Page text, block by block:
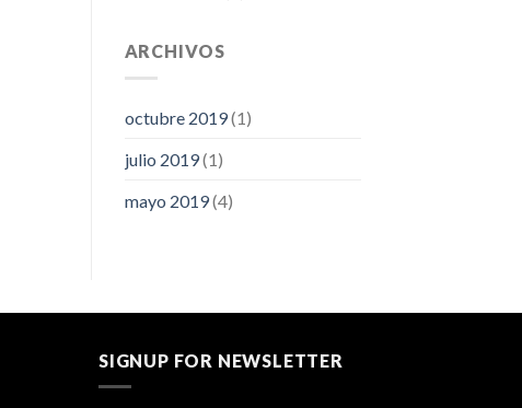
ARCHIVOS
octubre 2019(1)
julio 2019(1)
mayo 2019(4)
SIGNUP FOR NEWSLETTER